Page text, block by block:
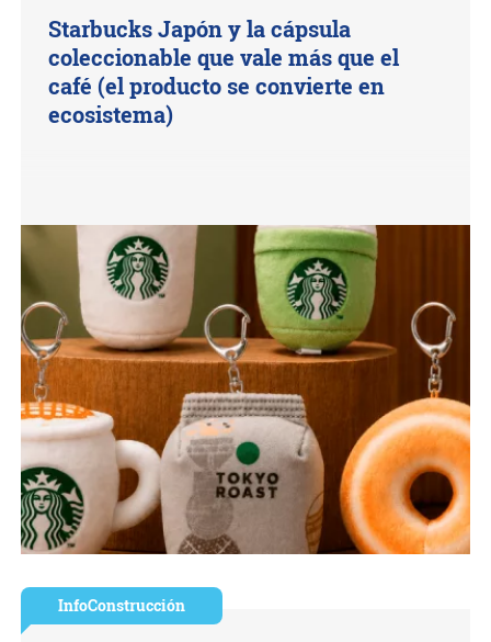
Starbucks Japón y la cápsula
coleccionable que vale más que el
café (el producto se convierte en
ecosistema)
InfoConstrucción